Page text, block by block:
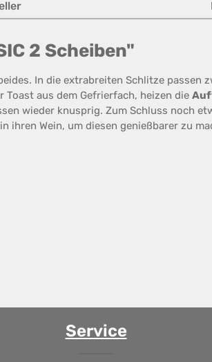
2 Scheiben"
In die extrabreiten Schlitze passen
aus dem Gefrierfach, heizen die
wieder knusprig. Zum Schluss noch
ihren Wein, um diesen genießbarer zu
Service